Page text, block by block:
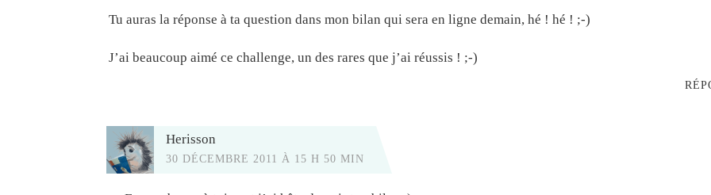
Tu auras la réponse à ta question dans mon bilan qui sera en ligne demain, hé ! hé ! ;-)
J’ai beaucoup aimé ce challenge, un des rares que j’ai réussis ! ;-)
Herisson
30 DÉCEMBRE 2011 À 15 H 50 MIN